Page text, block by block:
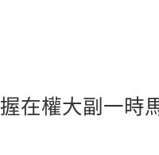
在權大副一時